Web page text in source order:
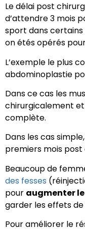
Le délai post
d’attendre 3 mois
sport dans certains
on étés opérés
L’exemple le plus
abdominoplastie
Dans ce cas les
chirurgicalement
complète.
Dans les cas
premiers mois
Beaucoup de
des fesses
pour augmenter
garder les effets
Pour améliorer le